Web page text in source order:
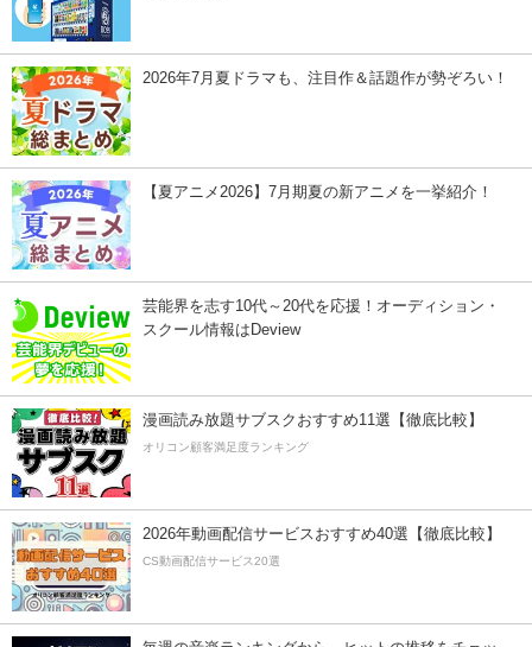
2026年7月夏ドラマも、注目作＆話題作が勢ぞろい！
【夏アニメ2026】7月期夏の新アニメを一挙紹介！
芸能界を志す10代～20代を応援！オーディション・
スクール情報はDeview
漫画読み放題サブスクおすすめ11選【徹底比較】
オリコン顧客満足度ランキング
2026年動画配信サービスおすすめ40選【徹底比較】
CS動画配信サービス20選